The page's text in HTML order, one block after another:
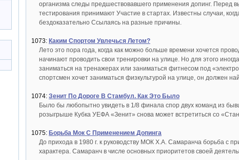
организма следы предшествовавшего применения допинг. Перед
тестирования принимают Участие в стартах. Известны случаи,
бездоказательно Ссылаясь на разные причины.
1073: Каким Спортом Увлечься Летом?
Лето это пора года, когда как можно больше времени хочется
начинают проводить свои тренировки на улице. Но для этого
заниматься на тренажерах или заниматься фитнесом под
спортсмен хочет заниматься физкультурой на улице, он должен
1074: Зенит По Дороге В Стамбул. Как Это Было
Было бы любопытно увидеть в 1/8 финала спор двух команд из
розыгрыше Кубка УЕФА «Зенит» снова может встретиться со
1075: Борьба Мок С Применением Допинга
До прихода в 1980 г. к руководству МОК Х.А. Самаранча борьба с
характера. Самаранч в числе основных приоритетов своей